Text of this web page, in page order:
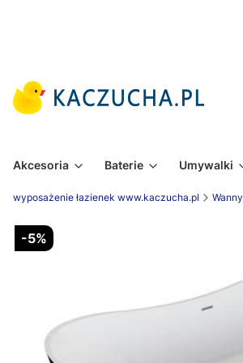
Akcesoria Baterie Umywalki
wyposażenie łazienek www.kaczucha.pl Wanny
-5%